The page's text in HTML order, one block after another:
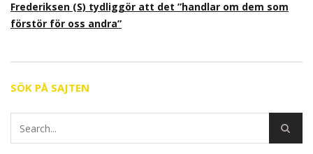
Frederiksen (S) tydliggör att det ”handlar om dem som
förstör för oss andra”
SÖK PÅ SAJTEN